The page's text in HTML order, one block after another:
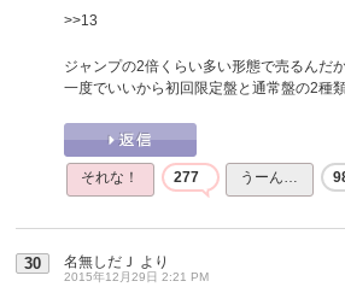
>>13
ジャンプの2倍くらい多い形態で売るんだ
一度でいいから初回限定盤と通常盤の2種
それな！ 277 うーん…
30 名無しだＪ より
2015年12月29日 2:21 PM